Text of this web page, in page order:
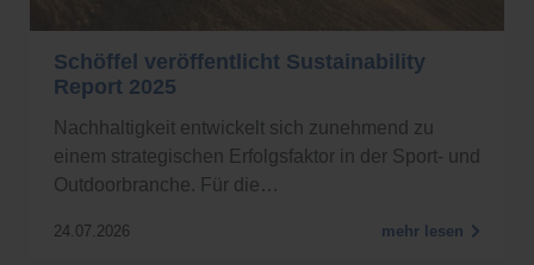
Schöffel veröffentlicht Sustainability
Report 2025
Nachhaltigkeit entwickelt sich zunehmend zu
einem strategischen Erfolgsfaktor in der Sport- und
Outdoorbranche. Für die…
24.07.2026 mehr lesen